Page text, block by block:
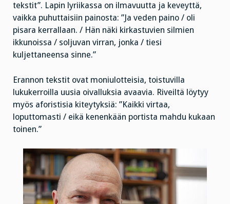
tekstit”. Lapin lyriikassa on ilmavuutta ja keveyttä,
vaikka puhuttaisiin painosta: ”Ja veden paino / oli
pisara kerrallaan. / Hän näki kirkastuvien silmien
ikkunoissa / soljuvan virran, jonka / tiesi
kuljettaneensa sinne.”
Erannon tekstit ovat moniulotteisia, toistuvilla
lukukerroilla uusia oivalluksia avaavia. Riveiltä löytyy
myös aforistisia kiteytyksiä: ”Kaikki virtaa,
loputtomasti / eikä kenenkään portista mahdu kukaan
toinen.”